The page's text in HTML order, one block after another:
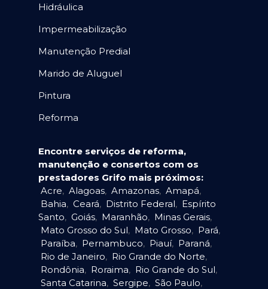
Hidráulica
Impermeabilização
Manutenção Predial
Marido de Aluguel
Pintura
Reforma
Encontre serviços de reforma,
manutenção e consertos com os
prestadores Grifo mais próximos:
Acre, Alagoas, Amazonas, Amapá,
Bahia, Ceará, Distrito Federal, Espírito
Santo, Goiás, Maranhão, Minas Gerais,
Mato Grosso do Sul, Mato Grosso, Pará,
Paraíba, Pernambuco, Piauí, Paraná,
Rio de Janeiro, Rio Grande do Norte,
Rondônia, Roraima, Rio Grande do Sul,
Santa Catarina, Sergipe, São Paulo,